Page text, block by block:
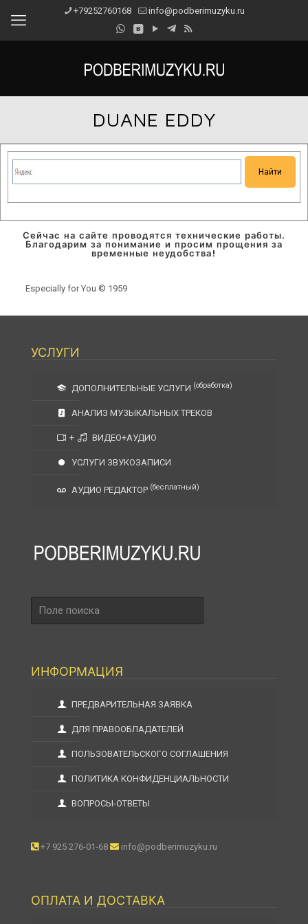
+79252760168 info@podberimuzyku.ru
DUANE EDDY
Сейчас на сайте проводятся технические работы.
Благодарим за понимание и просим прощения за
временные неудобства!
Especially for You © 1959
УСЛУГИ
ДОПОЛНИТЕЛЬНЫЕ УСЛУГИ (обработка)
АНАЛИЗ МУЗЫКАЛЬНЫХ ТРЕКОВ
+ ВИДЕО+АУДИО
УСЛУГИ ЗВУКОЗАПИСИ
АУДИО РЕДАКТОР (бесплатный)
поиска
ИНФОРМАЦИЯ
ПРЕДВАРИТЕЛЬНАЯ ЗАЯВКА
ДЛЯ ПРАВООБЛАДАТЕЛЕЙ
ПОЛЬЗОВАТЕЛЬСКОГО СОГЛАШЕНИЯ
ПОЛИТИКА КОНФИДЕНЦИАЛЬНОСТИ
ВОПРОСЫ-ОТВЕТЫ
+7 925 276-01-68 info@podberimuzyku.ru
ОПЛАТА И ДОСТАВКА